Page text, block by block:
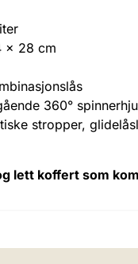
x 28 cm
360°
stropper,
lett koffert som